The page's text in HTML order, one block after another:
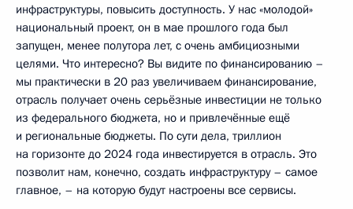
инфраструктуры, повысить доступность. У нас «молодой»
национальный проект, он в мае прошлого года был
запущен, менее полутора лет, с очень амбициозными
целями. Что интересно? Вы видите по финансированию –
мы практически в 20 раз увеличиваем финансирование,
отрасль получает очень серьёзные инвестиции не только
из федерального бюджета, но и привлечённые ещё
и региональные бюджеты. По сути дела, триллион
на горизонте до 2024 года инвестируется в отрасль. Это
позволит нам, конечно, создать инфраструктуру – самое
главное, – на которую будут настроены все сервисы.